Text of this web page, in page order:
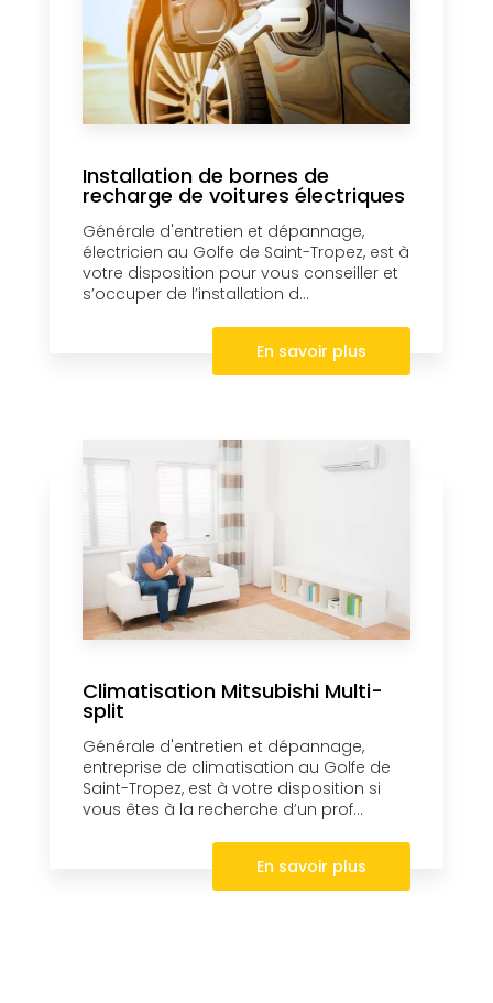
Installation de bornes de
recharge de voitures électriques
Générale d'entretien et dépannage,
électricien au Golfe de Saint-Tropez, est à
votre disposition pour vous conseiller et
s’occuper de l’installation d...
En savoir plus
Climatisation Mitsubishi Multi-
split
Générale d'entretien et dépannage,
entreprise de climatisation au Golfe de
Saint-Tropez, est à votre disposition si
vous êtes à la recherche d’un prof...
En savoir plus